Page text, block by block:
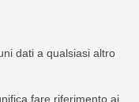
dati a qualsiasi altro
fare riferimento ai